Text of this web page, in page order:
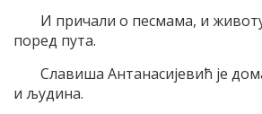
И причали о песмама, и
поред пута.
Славиша Антанасијевић је
и људина.